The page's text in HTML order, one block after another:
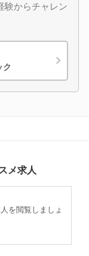
験からチャレン
ク
メ求人
を閲覧しましょ